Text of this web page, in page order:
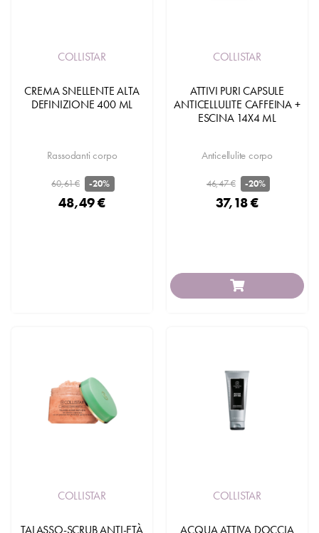
COLLISTAR
CREMA SNELLENTE ALTA
DEFINIZIONE 400 ML
Rassodanti corpo
60,61 € -20%
48,49 €
COLLISTAR
ATTIVI PURI CAPSULE
ANTICELLULITE CAFFEINA +
ESCINA 14X4 ML
Anticellulite corpo
46,47 € -20%
37,18 €
COLLISTAR
TALASSO-SCRUB ANTI-ETÀ
COLLISTAR
ACQUA ATTIVA DOCCIA